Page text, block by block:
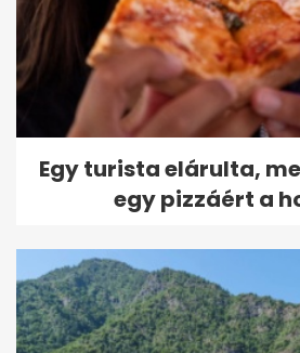
Egy turista elárulta,
egy pizzáért a